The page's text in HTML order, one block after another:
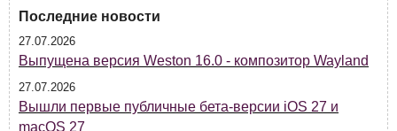
Последние новости
27.07.2026
Выпущена версия Weston 16.0 - композитор Wayland
27.07.2026
Вышли первые публичные бета-версии iOS 27 и
macOS 27